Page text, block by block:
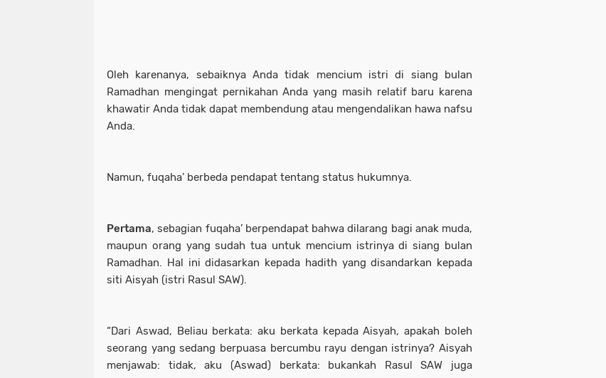
Oleh karenanya, sebaiknya Anda tidak mencium istri di siang bulan
Ramadhan mengingat pernikahan Anda yang masih relatif baru karena
khawatir Anda tidak dapat membendung atau mengendalikan hawa nafsu
Anda.
Namun, fuqaha’ berbeda pendapat tentang status hukumnya.
Pertama, sebagian fuqaha’ berpendapat bahwa dilarang bagi anak muda,
maupun orang yang sudah tua untuk mencium istrinya di siang bulan
Ramadhan. Hal ini didasarkan kepada hadith yang disandarkan kepada
siti Aisyah (istri Rasul SAW).
“Dari Aswad, Beliau berkata: aku berkata kepada Aisyah, apakah boleh
seorang yang sedang berpuasa bercumbu rayu dengan istrinya? Aisyah
menjawab: tidak, aku (Aswad) berkata: bukankah Rasul SAW juga